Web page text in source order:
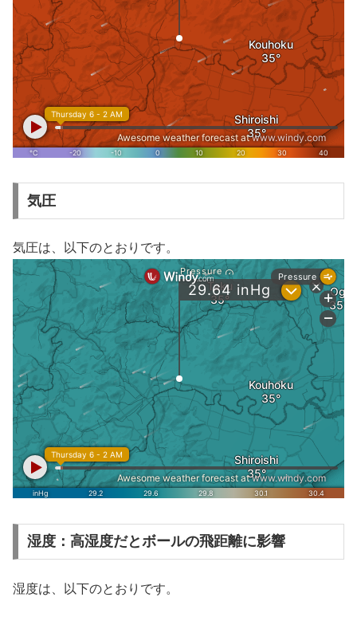
気圧
気圧は、以下のとおりです。
湿度：高湿度だとボールの飛距離に影響
湿度は、以下のとおりです。